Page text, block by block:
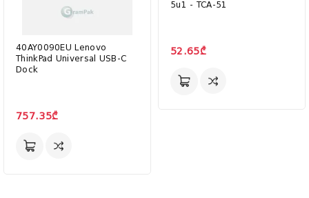
40AY0090EU Lenovo
ThinkPad Universal USB-C
Dock
757.35₾
5u1 - TCA-51
52.65₾